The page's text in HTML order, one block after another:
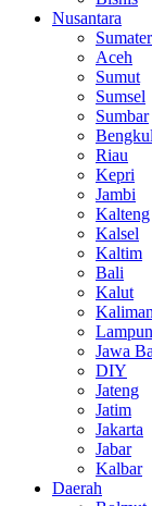
Nusantara
Aceh
Sumut
Sumsel
Sumbar
Riau
Kepri
Jambi
Kalteng
Kalsel
Kaltim
Bali
Kalut
Jawa
DIY
Jateng
Jatim
Jakarta
Jabar
Kalbar
Daerah